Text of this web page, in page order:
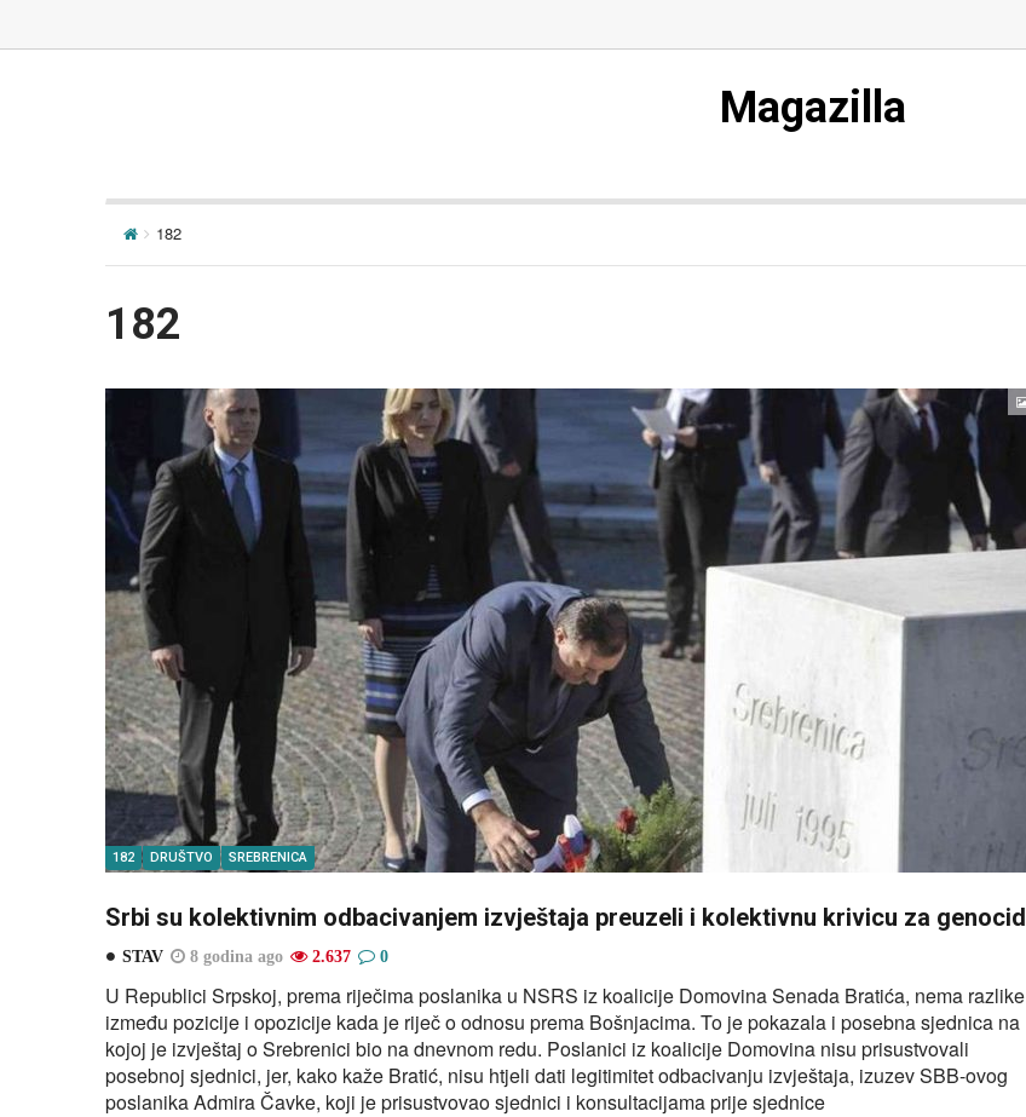
Magazilla
182
182
182 DRUŠTVO SREBRENICA
Srbi su kolektivnim odbacivanjem izvještaja preuzeli i kolektivnu krivicu za genocid
STAV 8 godina ago 2.637 0
U Republici Srpskoj, prema riječima poslanika u NSRS iz koalicije Domovina Senada Bratića, nema razlike
između pozicije i opozicije kada je riječ o odnosu prema Bošnjacima. To je pokazala i posebna sjednica na
kojoj je izvještaj o Srebrenici bio na dnevnom redu. Poslanici iz koalicije Domovina nisu prisustvovali
posebnoj sjednici, jer, kako kaže Bratić, nisu htjeli dati legitimitet odbacivanju izvještaja, izuzev SBB-ovog
poslanika Admira Čavke, koji je prisustvovao sjednici i konsultacijama prije sjednice